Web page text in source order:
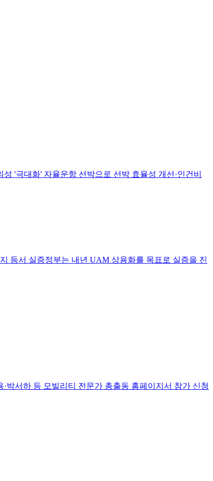
'극대화' 자율운항 선박으로 선박 효율성 개선·인건비
등서 실증정부는 내년 UAM 상용화를 목표로 실증을 진
박서하 등 모빌리티 전문가 총출동 홈페이지서 참가 신청